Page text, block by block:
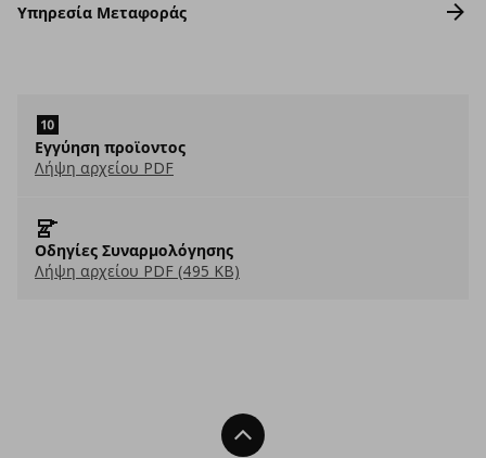
Υπηρεσία Μεταφοράς
Εγγύηση προϊοντος
Λήψη αρχείου PDF
Οδηγίες Συναρμολόγησης
Λήψη αρχείου PDF (495 KB)
Back To Top